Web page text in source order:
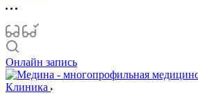
Онлайн запись
Клиника